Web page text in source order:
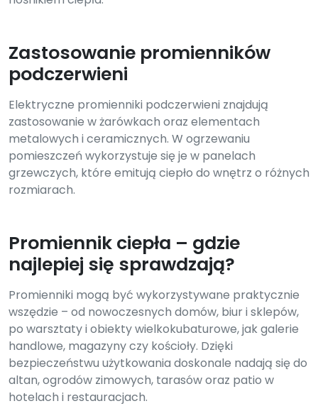
Zastosowanie promienników
podczerwieni
Elektryczne promienniki podczerwieni znajdują
zastosowanie w żarówkach oraz elementach
metalowych i ceramicznych. W ogrzewaniu
pomieszczeń wykorzystuje się je w panelach
grzewczych, które emitują ciepło do wnętrz o różnych
rozmiarach.
Promiennik ciepła – gdzie
najlepiej się sprawdzają?
Promienniki mogą być wykorzystywane praktycznie
wszędzie – od nowoczesnych domów, biur i sklepów,
po warsztaty i obiekty wielkokubaturowe, jak galerie
handlowe, magazyny czy kościoły. Dzięki
bezpieczeństwu użytkowania doskonale nadają się do
altan, ogrodów zimowych, tarasów oraz patio w
hotelach i restauracjach.